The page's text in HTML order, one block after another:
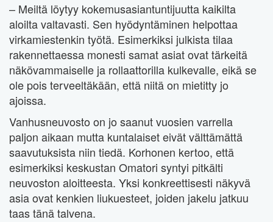
– Meiltä löytyy kokemusasiantuntijuutta kaikilta
aloilta valtavasti. Sen hyödyntäminen helpottaa
virkamiestenkin työtä. Esimerkiksi julkista tilaa
rakennettaessa monesti samat asiat ovat tärkeitä
näkövammaiselle ja rollaattorilla kulkevalle, eikä se
ole pois terveeltäkään, että niitä on mietitty jo
ajoissa.
Vanhusneuvosto on jo saanut vuosien varrella
paljon aikaan mutta kuntalaiset eivät välttämättä
saavutuksista niin tiedä. Korhonen kertoo, että
esimerkiksi keskustan Omatori syntyi pitkälti
neuvoston aloitteesta. Yksi konkreettisesti näkyvä
asia ovat kenkien liukuesteet, joiden jakelu jatkuu
taas tänä talvena.